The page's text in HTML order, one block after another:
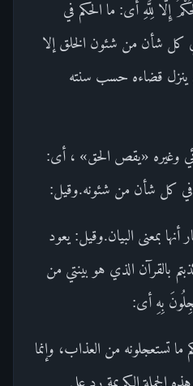
إِلَّا لِلَّهِ أى: ما الحكم في
كل شأن من شئون الخلق إلا
ينزل قضاءه حسب سنته
وغيره «يقص الحق» ، أى:
كل شأن من شئونه.وقيل:
أنها بمعنى البيان.وقيل: يعود
بالقرآن الذي هو بينتي من
بِهِ أى:
تستعجلونه من العذاب، وإنما
الجملة الكريمة رد على